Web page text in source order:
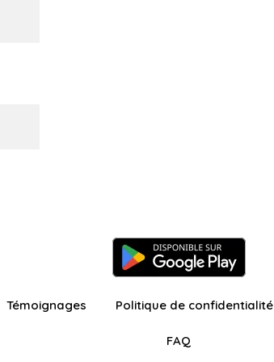
Témoignages Politique de confidentialité
FAQ